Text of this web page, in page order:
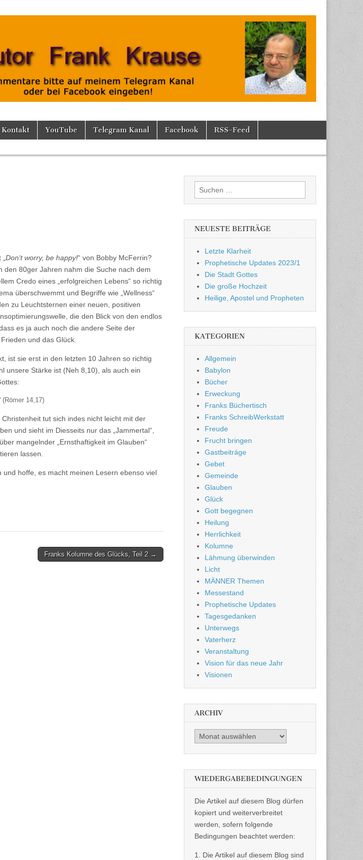
Kontakt YouTube Telegram Kanal Facebook RSS-Feed
Don‘t worry, be happy!“ von Bobby McFerrin?
den 80ger Jahren nahm die Suche nach dem
Credo eines „erfolgreichen Lebens“ so richtig
überschwemmt und Begriffe wie „Wellness“
zu Leuchtsternen einer neuen, positiven
die den Blick von den endlos
es ja auch noch die andere Seite der
und das Glück.
ist sie erst in den letzten 10 Jahren so richtig
unsere Stärke ist (Neh 8,10), als auch ein
(Römer 14,17)
tut sich indes nicht leicht mit der
und sieht im Diesseits nur das „Jammertal“,
mangelnder „Ernsthaftigkeit im Glauben“
lassen.
hoffe, es macht meinen Lesern ebenso viel
Franks Kolumne des Glücks, Teil 2 →
Suchen
nach:
NEUESTE BEITRÄGE
Letzte Klarheit
Prophetische Updates 2023/1
Die Stadt Gottes
Die große Hochzeit
Heilige, Apostel und Propheten
KATEGORIEN
Allgemein
Babylon
Bücher
Erweckung
Franks Büchertisch
Franks SchreibWerkstatt
Freude
Frucht bringen
Gastbeiträge
Gebet
Gemeinde
Glauben
Glück
Gott begegnen
Heilung
Herrlichkeit
Kolumne
Lähmung überwinden
Licht
MÄNNER Themen
Messestand
Prophetische Updates
Tagesgedanken
Unterwegs
Vaterherz
Veranstaltung
Vision für das neue Jahr
Visionen
ARCHIV
Archiv
WIEDERGABEBEDINGUNGEN
Die Artikel auf diesem Blog dürfen
kopiert und weiterverbreitet
werden, sofern folgende
Bedingungen beachtet werden:
1. Die Artikel auf diesem Blog sind